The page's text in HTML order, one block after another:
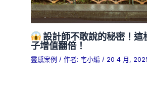
設計師不敢說的秘密！這
子增值翻倍！
靈感案例 / 作者: 宅小編/ 20 4 月,